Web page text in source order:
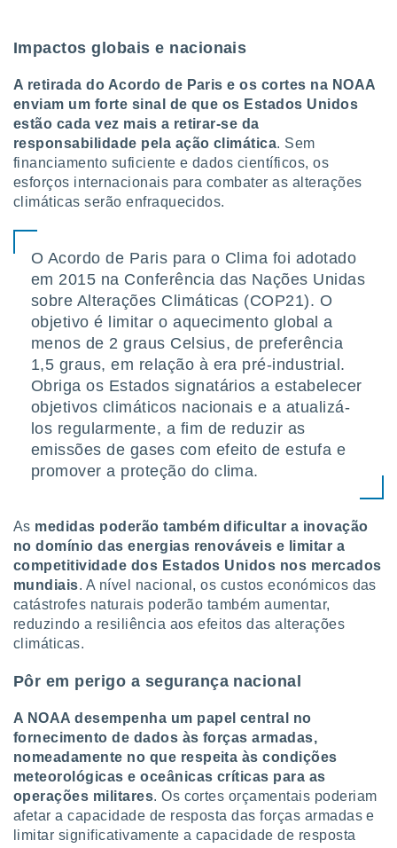
utilizar
criar
medir
da
dos
de
de dados
fontes,
e melhorar
dados
através
estudos
e
de
1199
Impactos globais e nacionais
A retirada do Acordo de Paris e os cortes na NOAA
enviam um forte sinal de que os Estados Unidos
estão cada vez mais a retirar-se da
responsabilidade pela ação climática. Sem
financiamento suficiente e dados científicos, os
esforços internacionais para combater as alterações
climáticas serão enfraquecidos.
O Acordo de Paris para o Clima foi adotado
em 2015 na Conferência das Nações Unidas
sobre Alterações Climáticas (COP21). O
objetivo é limitar o aquecimento global a
menos de 2 graus Celsius, de preferência
1,5 graus, em relação à era pré-industrial.
Obriga os Estados signatários a estabelecer
objetivos climáticos nacionais e a atualizá-
los regularmente, a fim de reduzir as
emissões de gases com efeito de estufa e
promover a proteção do clima.
As medidas poderão também dificultar a inovação
no domínio das energias renováveis e limitar a
competitividade dos Estados Unidos nos mercados
mundiais. A nível nacional, os custos económicos das
catástrofes naturais poderão também aumentar,
reduzindo a resiliência aos efeitos das alterações
climáticas.
Pôr em perigo a segurança nacional
A NOAA desempenha um papel central no
fornecimento de dados às forças armadas,
nomeadamente no que respeita às condições
meteorológicas e oceânicas críticas para as
operações militares. Os cortes orçamentais poderiam
afetar a capacidade de resposta das forças armadas e
limitar significativamente a capacidade de resposta